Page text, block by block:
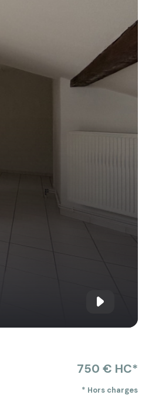
750 € HC*
* Hors charges